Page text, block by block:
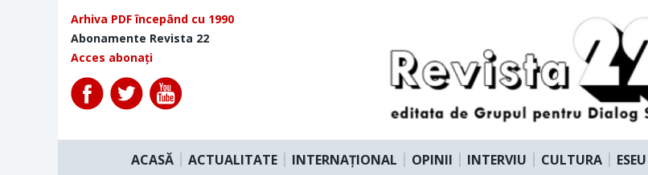
Arhiva PDF începând cu 1990
Abonamente Revista 22
Acces abonați
ACASĂ ACTUALITATE INTERNAȚIONAL OPINII INTERVIU CULTURA ESEU